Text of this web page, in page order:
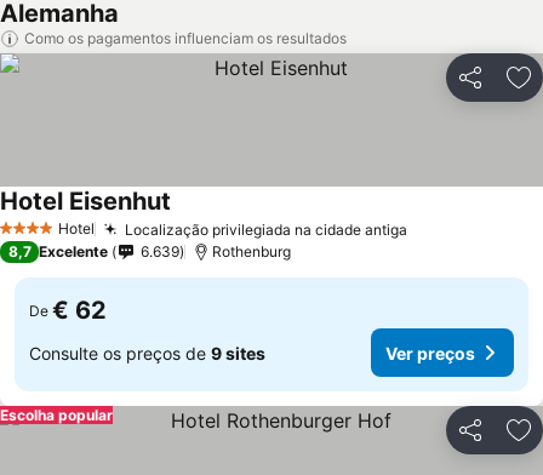
Alemanha
Como os pagamentos influenciam os resultados
Partilhar
4 EstrelasHotel Localização privilegiada na cidade antiga
Hotel Eisenhut
8,7 Excelente 6.639 Rothenburg
De € 62
Consulte os preços de 9 sites Ver preços
Partilhar
Escolha popular